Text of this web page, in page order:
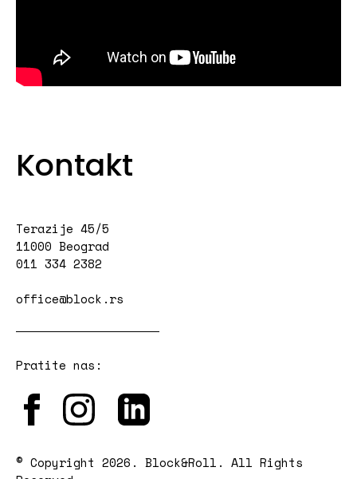
Kontakt
Terazije 45/5
11000 Beograd
011 334 2382
office@block.rs
Pratite nas:
© Copyright 2026. Block&Roll. All Rights